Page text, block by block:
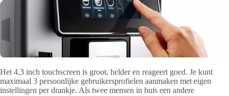
Het 4,3 inch touchscreen is groot, helder en reageert goed. Je kunt
maximaal 3 persoonlijke gebruikersprofielen aanmaken met eigen
instellingen per drankje. Als twee mensen in huis een andere